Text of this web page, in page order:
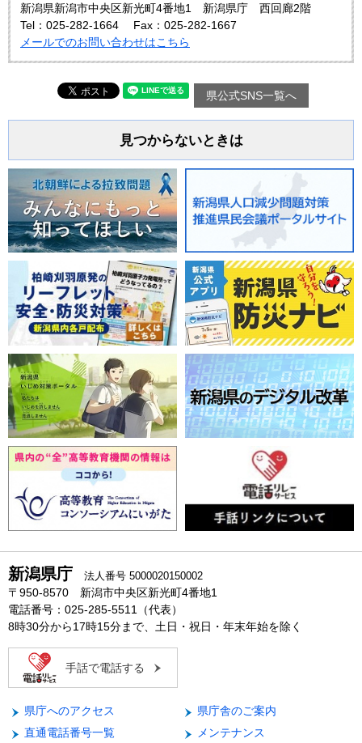
新潟県新潟市中央区新光町4番地1 新潟県庁 西回廊2階
Tel：025-282-1664
Fax：025-282-1667
メールでのお問い合わせはこちら
県公式SNS一覧へ
見つからないときは
新潟県庁 法人番号 5000020150002
〒950-8570 新潟市中央区新光町4番地1
電話番号：025-285-5511（代表）
8時30分から17時15分まで、土日・祝日・年末年始を除く
手話で電話する
県庁へのアクセス
県庁舎のご案内
直通電話番号一覧
メンテナンス